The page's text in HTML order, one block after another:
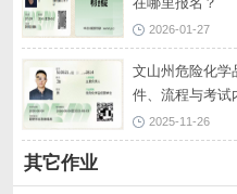
2026-01-27
文山州危险化学
件、流程与考试
2025-11-26
其它作业